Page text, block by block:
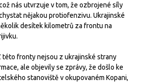
nás utvrzuje v tom, že ozbrojené síly
nějakou protiofenzivu. Ukrajinské
desítek kilometrů za frontu na
této fronty nejsou z ukrajinské strany
ale objevily se zprávy, že došlo ke
stanoviště v okupovaném Kopani,